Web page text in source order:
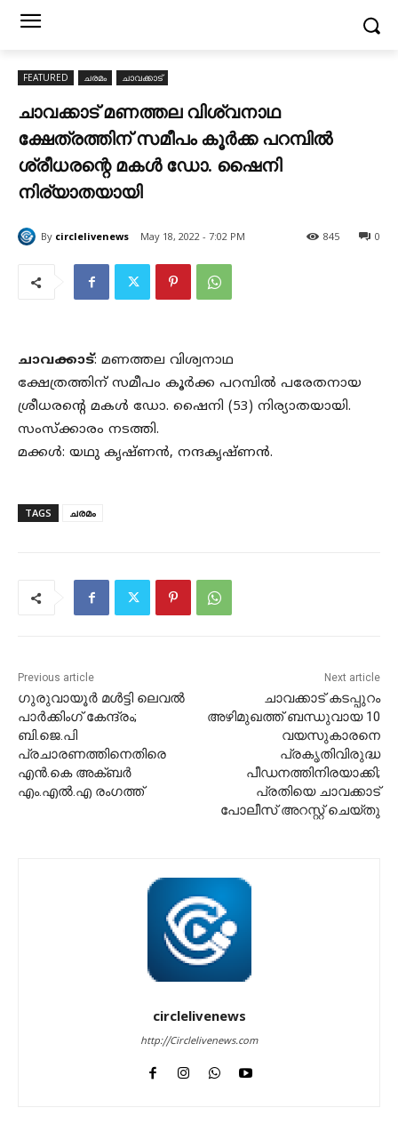
FEATURED ചരമം ചാവക്കാട്
ചാവക്കാട് മണത്തല വിശ്വനാഥ
ക്ഷേത്രത്തിന് സമീപം കൂർക്ക പറമ്പിൽ
ശ്രീധരന്റെ മകൾ ഡോ. ഷൈനി
നിര്യാതയായി
By circlelivenews May 18, 2022 - 7:02 PM 0
845
ചാവക്കാട്: മണത്തല വിശ്വനാഥ
ക്ഷേത്രത്തിന് സമീപം കൂർക്ക പറമ്പിൽ പരേതനായ
ശ്രീധരന്റെ മകൾ ഡോ. ഷൈനി (53) നിര്യാതയായി.
സംസ്ക്കാരം നടത്തി.
മക്കൾ: യഥു കൃഷ്ണൻ, നന്ദകൃഷ്ണൻ.
TAGS ചരമം
Previous article
ഗുരുവായൂർ മൾട്ടി ലെവൽ
പാർക്കിംഗ് കേന്ദ്രം;
ബി.ജെ.പി
പ്രചാരണത്തിനെതിരെ
എൻ.കെ അക്ബർ
എം.എൽ.എ രംഗത്ത്
Next article
ചാവക്കാട് കടപ്പുറം
അഴിമുഖത്ത് ബന്ധുവായ 10
വയസുകാരനെ
പ്രകൃതിവിരുദ്ധ
പീഡനത്തിനിരയാക്കി;
പ്രതിയെ ചാവക്കാട്
പോലീസ് അറസ്റ്റ് ചെയ്തു
circlelivenews
http://Circlelivenews.com